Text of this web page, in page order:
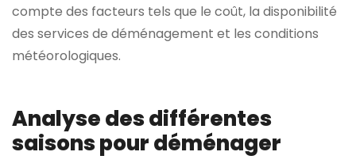
compte des facteurs tels que le coût, la disponibilité
des services de déménagement et les conditions
météorologiques.
Analyse des différentes
saisons pour déménager